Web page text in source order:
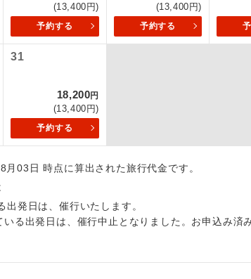
(13,400円)
予約する
(13,400円)
予約する
31
18,200円
(13,400円)
予約する
03日 時点に算出された旅行代金です。
出発日は、催行いたします。
いる出発日は、催行中止となりました。お申込み
絶景 絶景スポット
温泉 温泉地にも宿
大浴場
周りの音を気